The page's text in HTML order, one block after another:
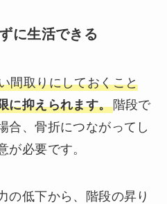
に生活できる
間取りにしておくこと
に抑えられます。階段で
合、骨折につながってし
が必要です。
の低下から、階段の昇り